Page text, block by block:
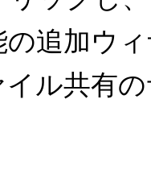
追加ウ
イル共有